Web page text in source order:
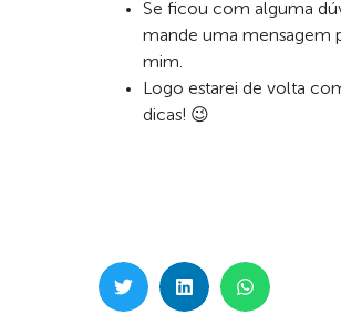
Se ficou com alguma
mande uma mensagem
mim.
Logo estarei de volta
dicas! 😉